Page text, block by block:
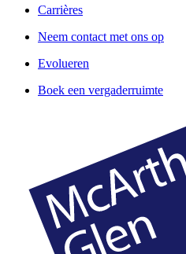
Carrières
Neem contact met ons op
Evolueren
Boek een vergaderruimte